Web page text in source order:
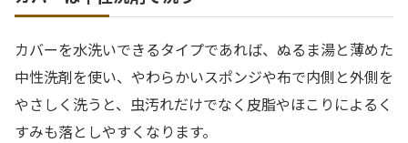
カバーを水洗いできるタイプであれば、ぬるま湯と薄めた
中性洗剤を使い、やわらかいスポンジや布で内側と外側を
やさしく洗うと、虫汚れだけでなく皮脂やほこりによるく
すみも落としやすくなります。